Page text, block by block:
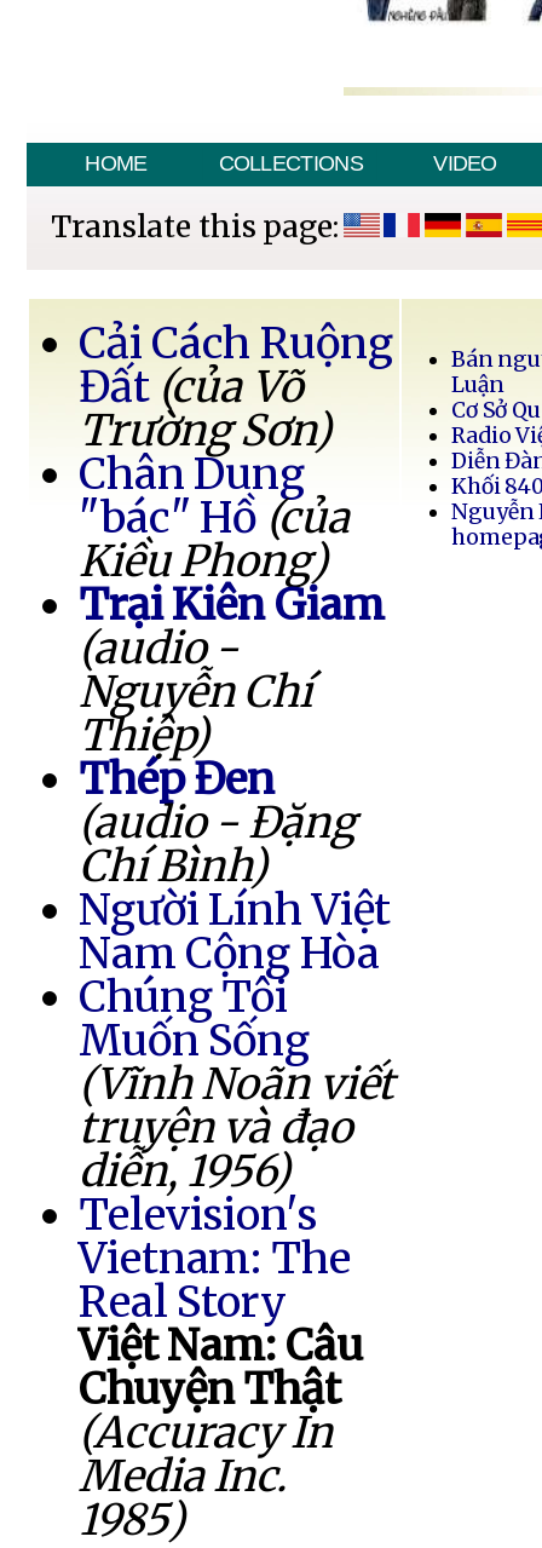
HOME COLLECTIONS VIDEO
Translate this page:
Cải Cách Ruộng
Đất (của Võ
Trường Sơn)
Chân Dung
"bác" Hồ (của
Kiều Phong)
Trại Kiên Giam
(audio -
Nguyễn Chí
Thiệp)
Thép Đen
(audio - Đặng
Chí Bình)
Người Lính Việt
Nam Cộng Hòa
Chúng Tôi
Muốn Sống
(Vĩnh Noãn viết
truyện và đạo
diễn, 1956)
Television's
Vietnam: The
Real Story
Việt Nam: Câu
Chuyện Thật
(Accuracy In
Media Inc.
1985)
Bán
Luận
Cơ Sở
Radio
Diễn
Khối
Nguyễn